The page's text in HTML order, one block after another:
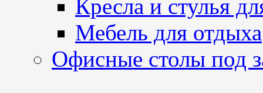
Кресла и стулья
Мебель для отдыха
Офисные столы под